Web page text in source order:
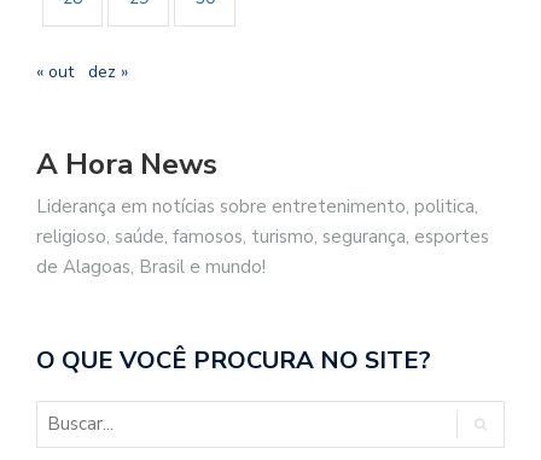
« out dez »
A Hora News
Liderança em notícias sobre entretenimento, politica,
religioso, saúde, famosos, turismo, segurança, esportes
de Alagoas, Brasil e mundo!
O QUE VOCÊ PROCURA NO SITE?